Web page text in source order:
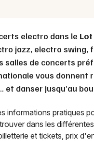
electro dans le Lot
jazz, electro swing,
salles de concerts
vous donnent
et danser jusqu’au
informations pratiques
dans les
et tickets, prix